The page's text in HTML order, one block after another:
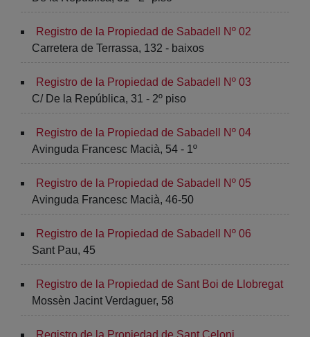
Registro de la Propiedad de Sabadell Nº 02
Carretera de Terrassa, 132 - baixos
Registro de la Propiedad de Sabadell Nº 03
C/ De la República, 31 - 2º piso
Registro de la Propiedad de Sabadell Nº 04
Avinguda Francesc Macià, 54 - 1º
Registro de la Propiedad de Sabadell Nº 05
Avinguda Francesc Macià, 46-50
Registro de la Propiedad de Sabadell Nº 06
Sant Pau, 45
Registro de la Propiedad de Sant Boi de Llobregat
Mossèn Jacint Verdaguer, 58
Registro de la Propiedad de Sant Celoni